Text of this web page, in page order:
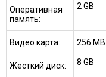
Оперативная
память:
2 GB
Видео карта: 256
Жесткий диск: 8 GB